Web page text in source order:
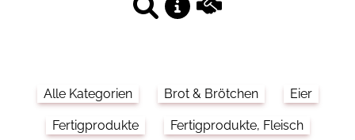
Alle Kategorien Brot & Brötchen Eier
Fertigprodukte Fertigprodukte, Fleisch